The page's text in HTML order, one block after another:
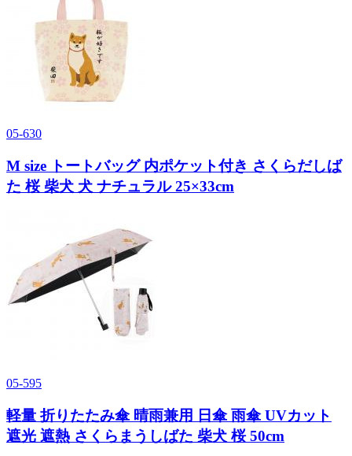
05-630
M size トートバッグ 内ポケット付き さくらだしば
た 桜 柴犬 犬 ナチュラル 25×33cm
05-595
軽量 折りたたみ傘 晴雨兼用 日傘 雨傘 UVカット
遮光 遮熱 さくらまうしばた 柴犬 桜 50cm